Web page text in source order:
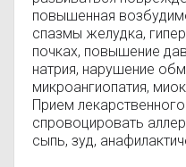
повышенная
спазмы желудка,
почках, повышение
натрия, нарушение
микроангиопатия,
Прием
спровоцировать
сыпь, зуд,